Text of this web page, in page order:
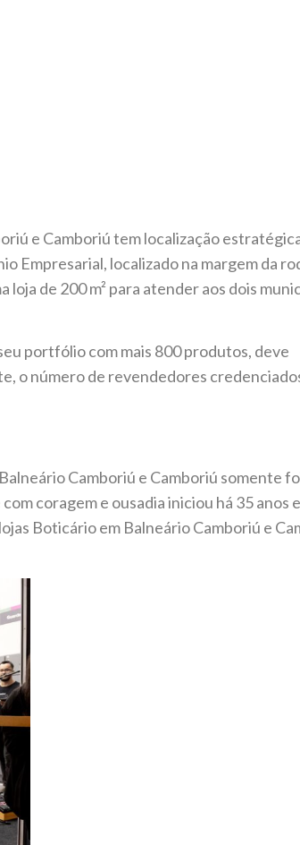
e Camboriú tem localização
Empresarial, localizado na margem da
de 200 m² para atender aos dois
portfólio com mais 800 produtos, deve
o número de revendedores
Camboriú e Camboriú somente
coragem e ousadia iniciou há 35 anos
Boticário em Balneário Camboriú e